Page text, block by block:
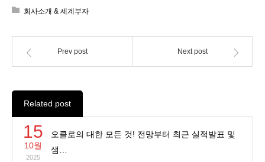
회사소개 & 세계부자
Prev post Next post
Related post
15
10월
2025
오클로의 대한 모든 것! 전망부터 최근 실적발표 및
샘…